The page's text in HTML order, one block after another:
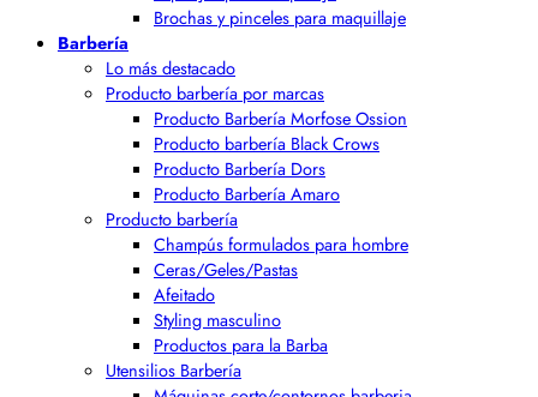
Brochas y pinceles para maquillaje
Barbería
Lo más destacado
Producto barbería por marcas
Producto Barbería Morfose Ossion
Producto barbería Black Crows
Producto Barbería Dors
Producto Barbería Amaro
Producto barbería
Champús formulados para hombre
Ceras/Geles/Pastas
Afeitado
Styling masculino
Productos para la Barba
Utensilios Barbería